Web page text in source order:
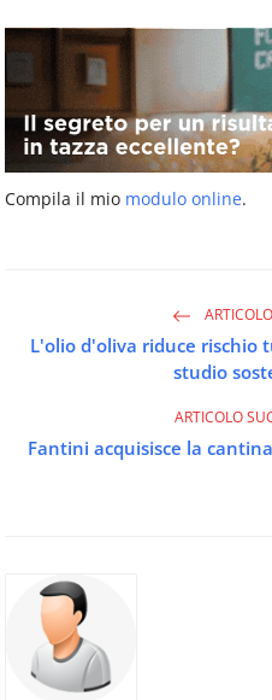
Compila il mio modulo online.
L'olio d'oliva riduce rischio
studio
ARTICOLO
Fantini acquisisce la